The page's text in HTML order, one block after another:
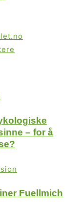
– for å
Fuellmich